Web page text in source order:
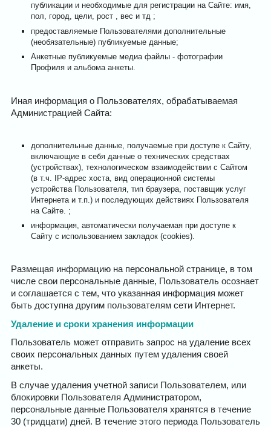
публикации и необходимые для регистрации на Сайте: имя,
пол, город, цели, рост , вес и тд ;
предоставляемые Пользователями дополнительные
(необязательные) публикуемые данные;
Анкетные публикуемые медиа файлы - фотографии
Профиля и альбома анкеты.
Иная информация о Пользователях, обрабатываемая
Администрацией Сайта:
дополнительные данные, получаемые при доступе к Сайту,
включающие в себя данные о технических средствах
(устройствах), технологическом взаимодействии с Сайтом
(в т.ч. IP-адрес хоста, вид операционной системы
устройства Пользователя, тип браузера, поставщик услуг
Интернета и т.п.) и последующих действиях Пользователя
на Сайте. ;
информация, автоматически получаемая при доступе к
Сайту с использованием закладок (cookies).
Размещая информацию на персональной странице, в том
числе свои персональные данные, Пользователь осознает
и соглашается с тем, что указанная информация может
быть доступна другим пользователям сети Интернет.
Удаление и сроки хранения информации
Пользователь может отправить запрос на удаление всех
своих персональных данных путем удаления своей
анкеты.
В случае удаления учетной записи Пользователем, или
блокировки Пользователя Администратором,
персональные данные Пользователя хранятся в течение
30 (тридцати) дней. В течение этого периода Пользователь